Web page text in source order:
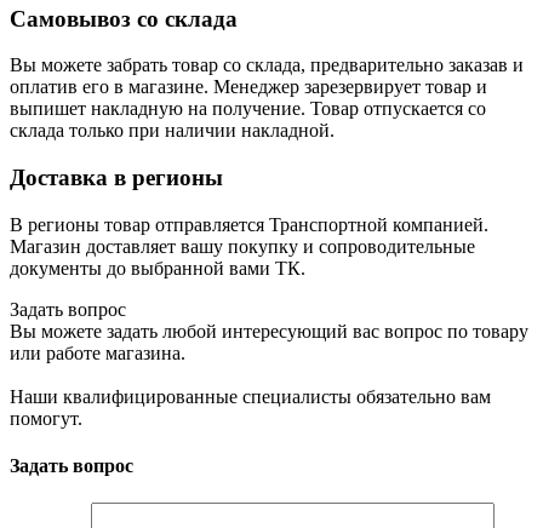
Самовывоз со склада
Вы можете забрать товар со склада, предварительно заказав и
оплатив его в магазине. Менеджер зарезервирует товар и
выпишет накладную на получение. Товар отпускается со
склада только при наличии накладной.
Доставка в регионы
В регионы товар отправляется Транспортной компанией.
Магазин доставляет вашу покупку и сопроводительные
документы до выбранной вами ТК.
Задать вопрос
Вы можете задать любой интересующий вас вопрос по товару
или работе магазина.
Наши квалифицированные специалисты обязательно вам
помогут.
Задать вопрос